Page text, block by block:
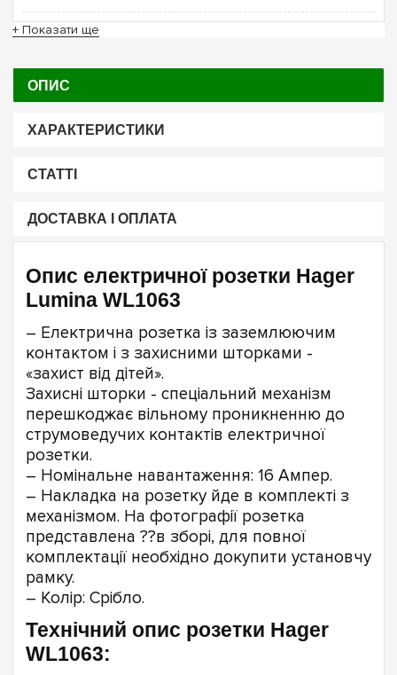
+ Показати ще
ОПИС
ХАРАКТЕРИСТИКИ
СТАТТІ
ДОСТАВКА І ОПЛАТА
Опис електричної розетки Hager
Lumina WL1063
– Електрична розетка із заземлюючим
контактом і з захисними шторками -
«захист від дітей».
Захисні шторки - спеціальний механізм
перешкоджає вільному проникненню до
струмоведучих контактів електричної
розетки.
– Номінальне навантаження: 16 Ампер.
– Накладка на розетку йде в комплекті з
механізмом. На фотографії розетка
представлена ??в зборі, для повної
комплектації необхідно докупити установчу
рамку.
– Колір: Срібло.
Технічний опис розетки Hager
WL1063: